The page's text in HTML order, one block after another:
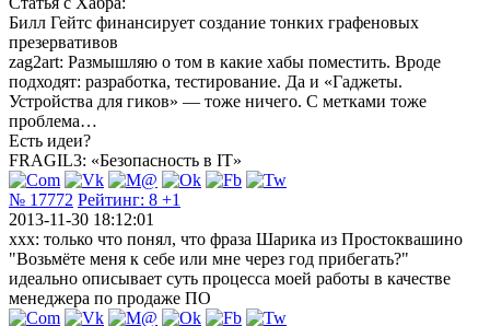
Билл Гейтс финансирует создание тонких графеновых
презервативов
zag2art: Размышляю о том в какие хабы поместить. Вроде
подходят: разработка, тестирование. Да и «Гаджеты.
Устройства для гиков» — тоже ничего. С метками тоже
проблема…
Есть идеи?
FRAGIL3: «Безопасность в IT»
№ 17772 Рейтинг: 8 +1
2013-11-30 18:12:01
xxx: только что понял, что фраза Шарика из Простоквашино
"Возьмёте меня к себе или мне через год прибегать?"
идеально описывает суть процесса моей работы в качестве
менеджера по продаже ПО